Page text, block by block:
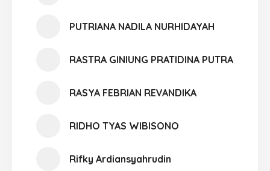
PUTRIANA NADILA NURHIDAYAH
RASTRA GINIUNG PRATIDINA PUTRA
RASYA FEBRIAN REVANDIKA
RIDHO TYAS WIBISONO
Rifky Ardiansyahrudin